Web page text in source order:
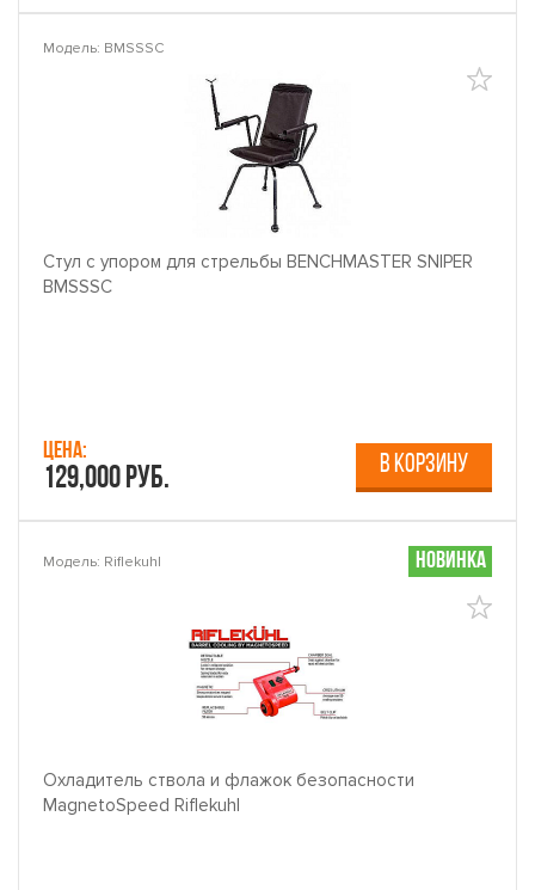
Модель: BMSSSC
Стул с упором для стрельбы BENCHMASTER SNIPER
BMSSSC
Цена:
129,000 руб. В КОРЗИНУ
Модель: Riflekuhl Новинка
Охладитель ствола и флажок безопасности
MagnetoSpeed ​​Riflekuhl